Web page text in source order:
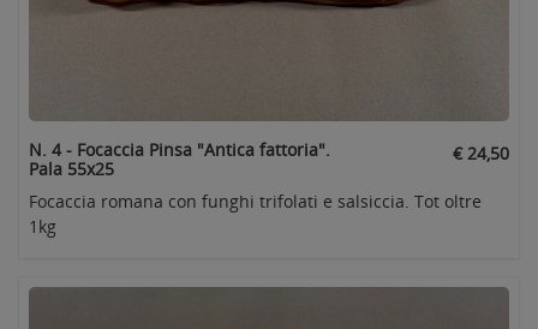
N. 4 - Focaccia Pinsa "Antica fattoria".
Pala 55x25
€ 24,50
Focaccia romana con funghi trifolati e salsiccia. Tot oltre
1kg